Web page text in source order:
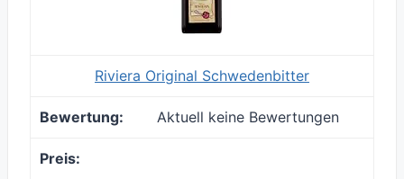
Riviera Original Schwedenbitter
Aktuell keine Bewertungen